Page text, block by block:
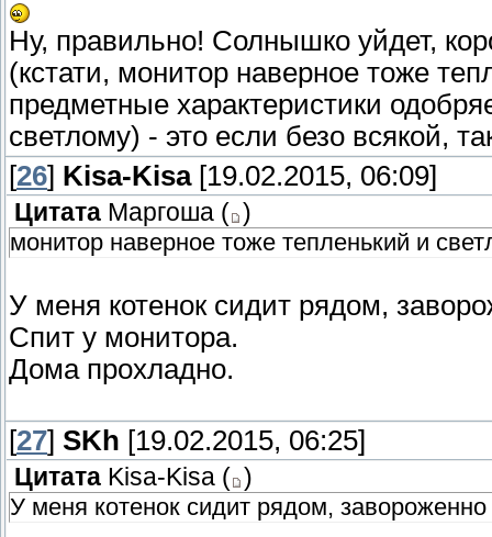
Ну, правильно! Солнышко уйдет,
(кстати, монитор наверное тоже
предметные характеристики
светлому) - это если безо всякой,
[26] Kisa-Kisa[19.02.2015, 06:09]
Цитата Маргоша ( )
монитор наверное тоже тепленький и
У меня котенок сидит рядом,
Спит у монитора.
Дома прохладно.
[27] SKh [19.02.2015, 06:25]
Цитата Kisa-Kisa ( )
У меня котенок сидит рядом,